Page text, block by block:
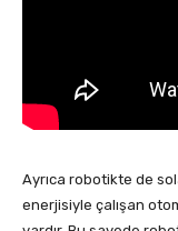
Ayrıca robotikte de
enerjisiyle çalışan